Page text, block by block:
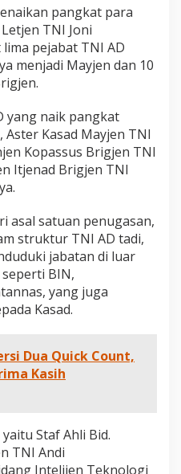
pangkat para
TNI Joni
pejabat TNI AD
menjadi Mayjen dan 10
yang naik pangkat
Kasad Mayjen TNI
Kopassus Brigjen TNI
Itjenad Brigjen TNI
asal satuan penugasan,
struktur TNI AD tadi,
jabatan di luar
BIN,
yang juga
Kasad.
Dua Quick Count,
Kasih
Staf Ahli Bid.
TNI Andi
Intelijen Teknologi